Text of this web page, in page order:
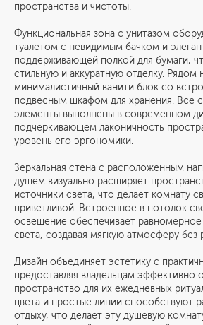
пространства и чистоты.
Функциональная зона с унитазом
туалетом с невидимым бачком и
поддерживающей полкой для бумаги,
стильную и аккуратную отделку. Рядом
минималистичный ванити блок со
подвесным шкафом для хранения. Все
элементы выполнены в современном
подчеркивающем лаконичность
уровень его эргономики.
Зеркальная стена с расположенным
душем визуально расширяет
источники света, что делает комнату
приветливой. Встроенное в потолок
освещение обеспечивает
света, создавая мягкую атмосферу без
Дизайн объединяет эстетику с
предоставляя владельцам эффективно
пространство для их ежедневных
цвета и простые линии способствуют
отдыху, что делает эту душевую